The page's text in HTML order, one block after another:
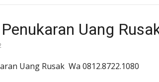
Uang
Uang Rusak Wa 0812.8722.1080